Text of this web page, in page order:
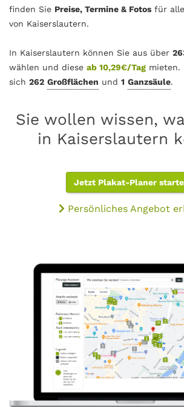
finden Sie Preise, Termine & Fotos für
von Kaiserslautern.
In Kaiserslautern können Sie aus über
wählen und diese ab 10,29€/Tag mieten.
sich 262 Großflächen und 1 Ganzsäule.
Sie wollen wissen,
in Kaiserslautern
Jetzt Plakat-Planer
Persönliches Angebot